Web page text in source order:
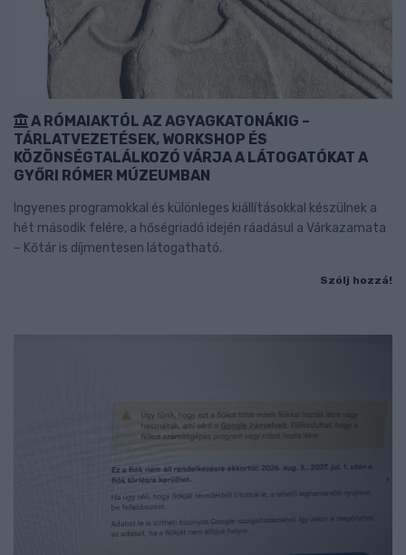
A RÓMAIAKTÓL AZ AGYAGKATONÁKIG –
TÁRLATVEZETÉSEK, WORKSHOP ÉS
KÖZÖNSÉGTALÁLKOZÓ VÁRJA A LÁTOGATÓKAT A
GYŐRI RÓMER MÚZEUMBAN
Ingyenes programokkal és különleges kiállításokkal készülnek a
hét második felére, a hőségriadó idején ráadásul a Várkazamata
– Kőtár is díjmentesen látogatható.
Szólj hozzá!